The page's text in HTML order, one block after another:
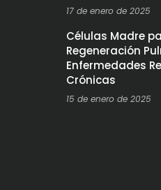
17 de enero de 2025
Células Madre
Regeneración
Enfermedades
Crónicas
15 de enero de 2025